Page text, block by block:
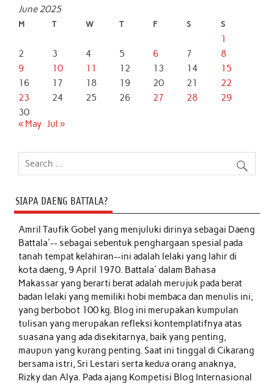
June 2025
M T W T F S S
1
2
3 4 5 6 7
8
9
10 11 12 13 14
15
16
17 18 19 20 21
22
23
24 25 26 27 28
29
30
« May Jul »
SIAPA DAENG BATTALA?
Amril Taufik Gobelyang menjuluki dirinya sebagai Daeng
Battala'-- sebagai sebentuk penghargaan spesial pada
tanah tempat kelahiran--ini adalah lelaki yang lahir di
kota daeng, 9 April 1970. Battala' dalam Bahasa
Makassar yang berarti berat adalah merujuk pada berat
badan lelaki yang memiliki hobi membaca dan menulis ini,
yang berbobot 100 kg. Blog ini merupakan kumpulan
tulisan yang merupakan refleksi kontemplatifnya atas
suasana yang ada disekitarnya, baik yang penting,
maupun yang kurang penting. Saat ini tinggal di Cikarang
bersama istri, Sri Lestari serta kedua orang anaknya,
Rizky dan Alya. Pada ajang Kompetisi Blog Internasional